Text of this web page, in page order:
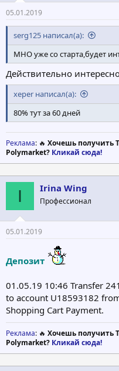
05.01.2019
serg125 написал(а):
МНО уже со старта,будет
Действительно
xeper написал(а):
80% тут за 60 дней
Реклама: 🔥 Хочешь получить
Polymarket? Кликай сюда!
I Irina Wing
Профессионал
05.01.2019
Депозит
01.05.19 10:46 Transfer
to account U18593182
Shopping Cart Payment.
Реклама: 🔥 Хочешь получить
Polymarket? Кликай сюда!